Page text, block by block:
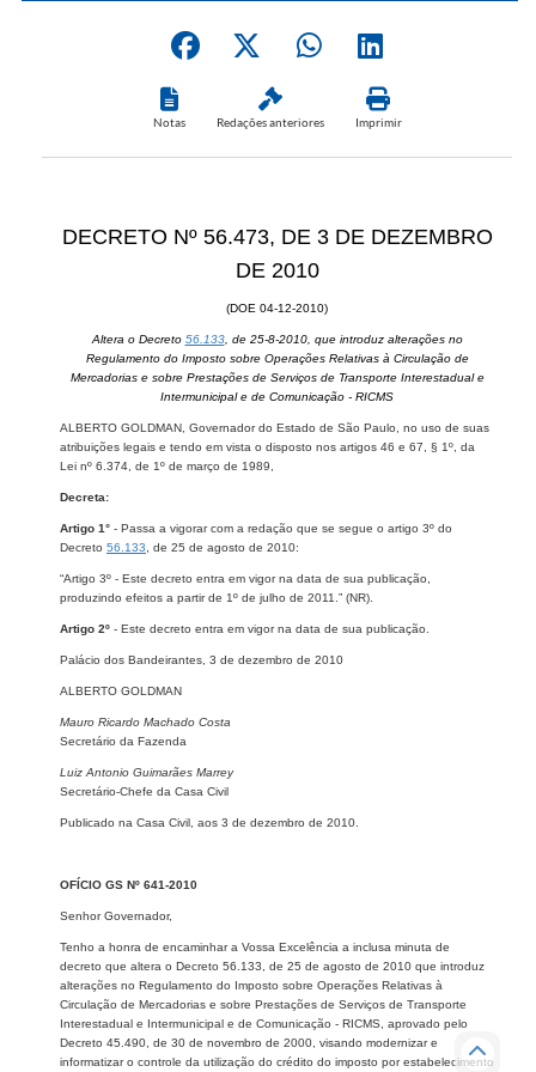
Notas Redações anteriores Imprimir
DECRETO Nº 56.473, DE 3 DE DEZEMBRO
DE 2010
(DOE 04-12-2010)
Altera o Decreto 56.133, de 25-8-2010, que introduz alterações no
Regulamento do Imposto sobre Operações Relativas à Circulação de
Mercadorias e sobre Prestações de Serviços de Transporte Interestadual e
Intermunicipal e de Comunicação - RICMS
ALBERTO GOLDMAN, Governador do Estado de São Paulo, no uso de suas
atribuições legais e tendo em vista o disposto nos artigos 46 e 67, § 1º, da
Lei nº 6.374, de 1º de março de 1989,
Decreta:
Artigo 1° - Passa a vigorar com a redação que se segue o artigo 3º do
Decreto 56.133 , de 25 de agosto de 2010:
“Artigo 3º - Este decreto entra em vigor na data de sua publicação,
produzindo efeitos a partir de 1º de julho de 2011.” (NR).
Artigo 2º - Este decreto entra em vigor na data de sua publicação.
Palácio dos Bandeirantes, 3 de dezembro de 2010
ALBERTO GOLDMAN
Mauro Ricardo Machado Costa
Secretário da Fazenda
Luiz Antonio Guimarães Marrey
Secretário-Chefe da Casa Civil
Publicado na Casa Civil, aos 3 de dezembro de 2010.
OFÍCIO GS Nº 641-2010
Senhor Governador,
Tenho a honra de encaminhar a Vossa Excelência a inclusa minuta de
decreto que altera o Decreto 56.133, de 25 de agosto de 2010 que introduz
alterações no Regulamento do Imposto sobre Operações Relativas à
Circulação de Mercadorias e sobre Prestações de Serviços de Transporte
Interestadual e Intermunicipal e de Comunicação - RICMS, aprovado pelo
Decreto 45.490, de 30 de novembro de 2000, visando modernizar e
informatizar o controle da utilização do crédito do imposto por estabelecimento